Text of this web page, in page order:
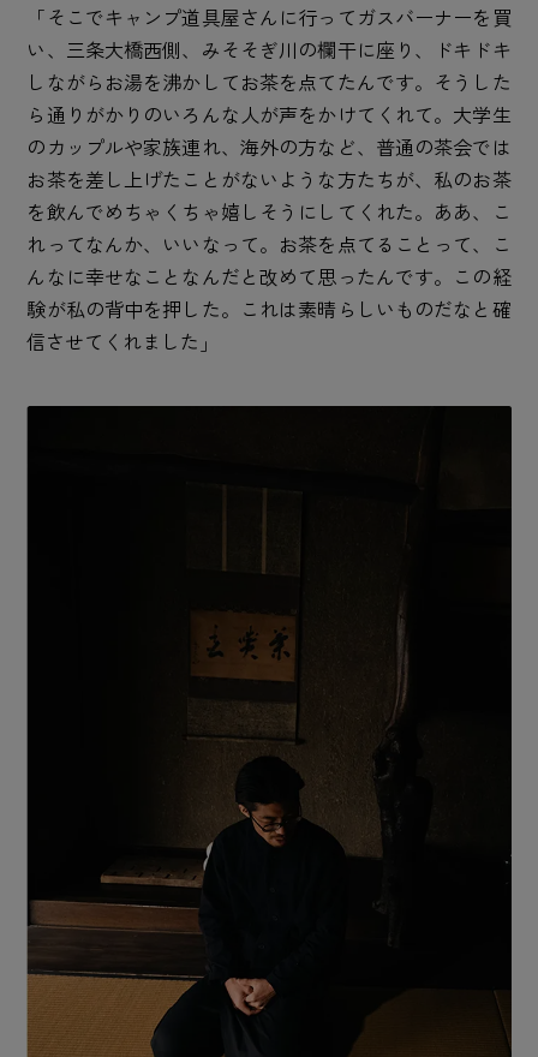
「そこでキャンプ道具屋さんに行ってガスバーナーを買
い、三条大橋西側、みそそぎ川の欄干に座り、ドキドキ
しながらお湯を沸かしてお茶を点てたんです。そうした
ら通りがかりのいろんな人が声をかけてくれて。大学生
のカップルや家族連れ、海外の方など、普通の茶会では
お茶を差し上げたことがないような方たちが、私のお茶
を飲んでめちゃくちゃ嬉しそうにしてくれた。ああ、こ
れってなんか、いいなって。お茶を点てることって、こ
んなに幸せなことなんだと改めて思ったんです。この経
験が私の背中を押した。これは素晴らしいものだなと確
信させてくれました」